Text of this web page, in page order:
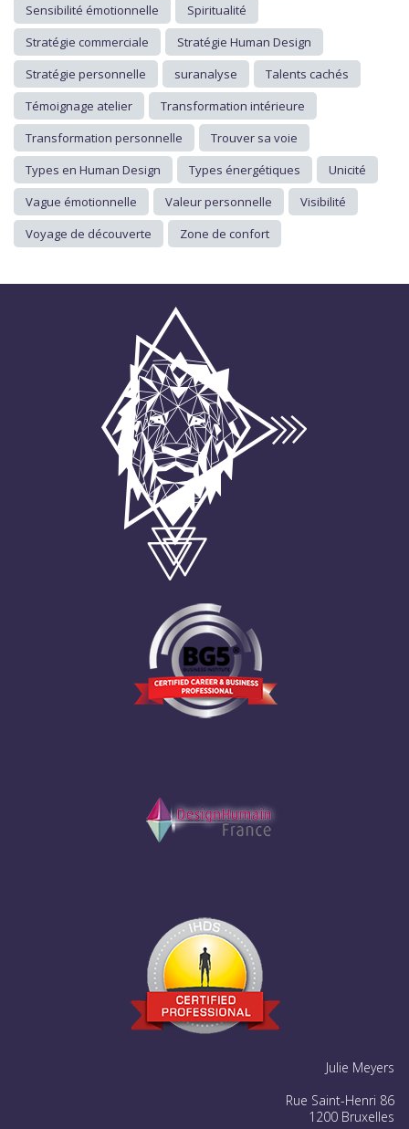
Sensibilité émotionnelle
Spiritualité
Stratégie commerciale
Stratégie Human Design
Stratégie personnelle
suranalyse
Talents cachés
Témoignage atelier
Transformation intérieure
Transformation personnelle
Trouver sa voie
Types en Human Design
Types énergétiques
Unicité
Vague émotionnelle
Valeur personnelle
Visibilité
Voyage de découverte
Zone de confort
Julie Meyers
Rue Saint-Henri 86
1200 Bruxelles